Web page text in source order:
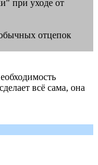
при уходе от
отцепок
всё сама, она